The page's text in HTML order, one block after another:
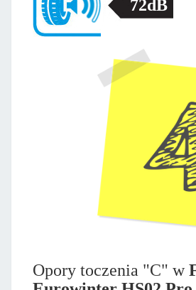
72dB
Opory toczenia "C" w